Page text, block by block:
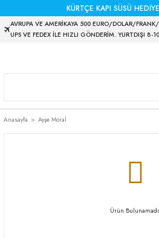
KÜRTÇE KAPI SÜSÜ
AVRUPA VE AMERİKAYA 500 EURO/DOLAR/
UPS VE FEDEX İLE HIZLI GÖNDERİM. YURTDIŞI 8-
Anasayfa Ayşe Moral
Ürün